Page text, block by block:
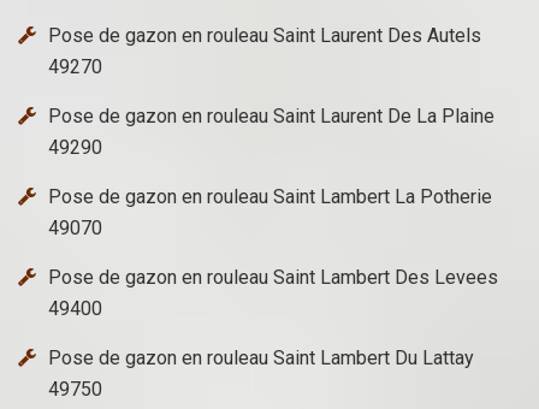
Pose de gazon en rouleau Saint Laurent Des Autels
49270
Pose de gazon en rouleau Saint Laurent De La Plaine
49290
Pose de gazon en rouleau Saint Lambert La Potherie
49070
Pose de gazon en rouleau Saint Lambert Des Levees
49400
Pose de gazon en rouleau Saint Lambert Du Lattay
49750